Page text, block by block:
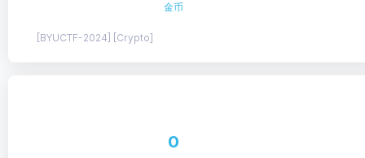
金币
[BYUCTF-2024] [Crypto]
0